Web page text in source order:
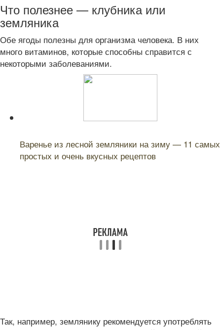
Что полезнее — клубника или
земляника
Обе ягоды полезны для организма человека. В них
много витаминов, которые способны справится с
некоторыми заболеваниями.
Варенье из лесной земляники на зиму — 11 самых
простых и очень вкусных рецептов
Так, например, землянику рекомендуется употреблять